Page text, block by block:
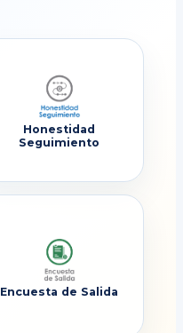
Honestidad
Seguimiento
Encuesta de Salida